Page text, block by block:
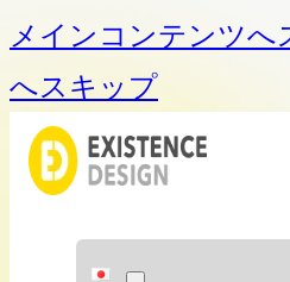
メインコンテンツへ
へスキップ